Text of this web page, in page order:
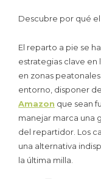
Descubre por qué
El reparto a pie se
estrategias clave
en zonas
entorno, disponer de
Amazon que sean
manejar marca una
del repartidor. Los
una alternativa
la última milla.